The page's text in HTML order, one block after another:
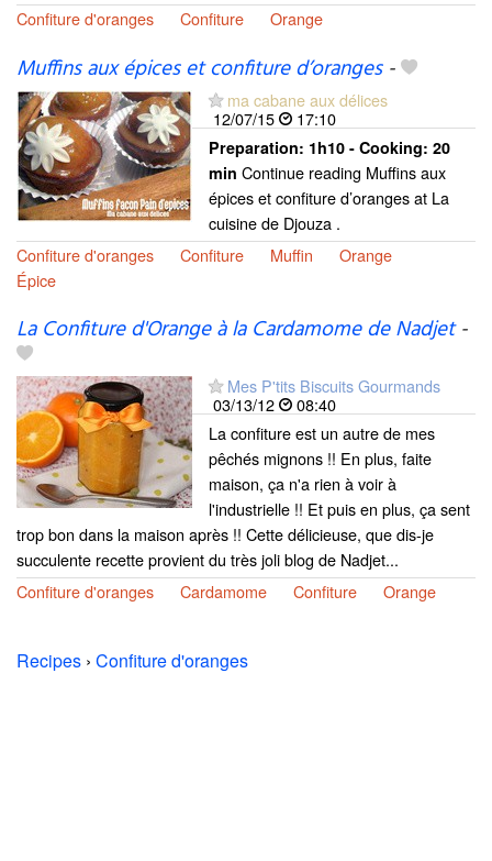
Confiture d'oranges
Confiture Orange
Muffins aux épices et confiture d’oranges-
ma cabane aux délices
12/07/15
17:10
Preparation: 1h10 - Cooking: 20
min Continue reading Muffins aux
épices et confiture d’oranges at La
cuisine de Djouza .
Confiture d'oranges
Confiture Muffin
Orange
Épice
La Confiture d'Orange à la Cardamome de Nadjet-
Mes P'tits Biscuits Gourmands
03/13/12
08:40
La confiture est un autre de mes
pêchés mignons !! En plus, faite
maison, ça n'a rien à voir à
l'industrielle !! Et puis en plus, ça sent
trop bon dans la maison après !! Cette délicieuse, que dis-je
succulente recette provient du très joli blog de Nadjet...
Confiture d'oranges
Cardamome Confiture Orange
Recipes › Confiture d'oranges